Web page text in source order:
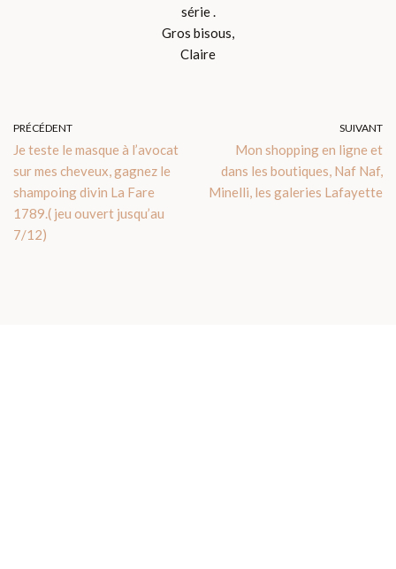
série .
Gros bisous,
Claire
PRÉCÉDENT
Je teste le masque à l’avocat
sur mes cheveux, gagnez le
shampoing divin La Fare
1789.( jeu ouvert jusqu’au
7/12)
SUIVANT
Mon shopping en ligne et
dans les boutiques, Naf Naf,
Minelli, les galeries Lafayette